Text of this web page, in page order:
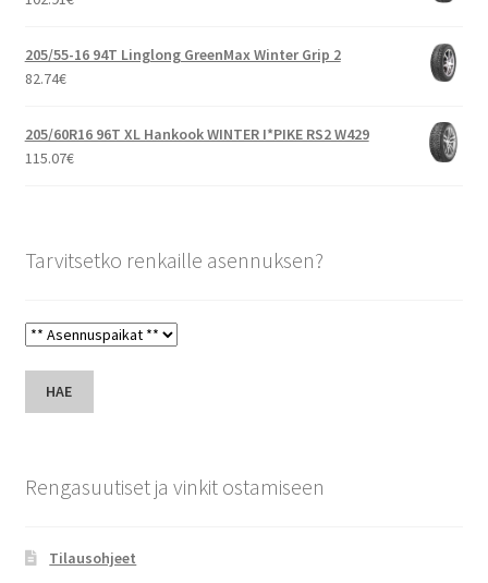
205/55-16 94T Linglong GreenMax Winter Grip 2
82.74€
205/60R16 96T XL Hankook WINTER I*PIKE RS2 W429
115.07€
Tarvitsetko renkaille asennuksen?
HAE
Rengasuutiset ja vinkit ostamiseen
Tilausohjeet